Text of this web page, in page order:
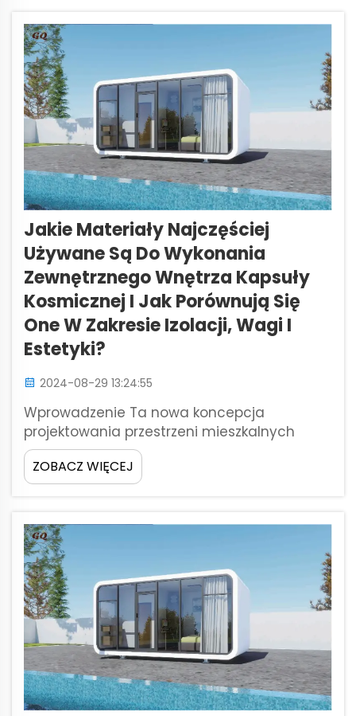
Jakie Materiały Najczęściej
Używane Są Do Wykonania
Zewnętrznego Wnętrza Kapsuły
Kosmicznej I Jak Porównują Się
One W Zakresie Izolacji, Wagi I
Estetyki?
2024-08-29 13:24:55
Wprowadzenie Ta nowa koncepcja
projektowania przestrzeni mieszkalnych
znana jako dom kapsuł kosmicznych została
opracowana w celu zapewnienia
rozwiązania problemów mieszkaniowych w
zrównoważonych i wydajnych rozwiązań
mieszkaniowych w przystępnej cenie.
ZOBACZ WIĘCEJ